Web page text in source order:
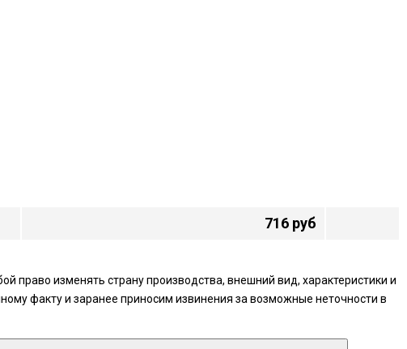
716 руб
право изменять страну производства, внешний вид, характеристики и
факту и заранее приносим извинения за возможные неточности в